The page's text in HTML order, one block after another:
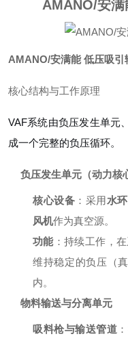
AMANO/安
AMANO/安满能 低压吸引
核心结构与工作原理
VAF系统由负压发生单元
成一个完整的负压循环。
负压发生单元（动力核
核心设备 ：采用 水
风机作为真空源。
功能 ：持续工作，
维持稳定的负压（
内。
物料输送与分离单元
吸料枪与输送管道